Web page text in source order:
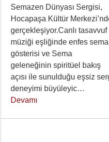
Semazen Dünyası Sergisi,
Hocapaşa Kültür
gerçekleşiyor.Canlı tasavvuf
müziği eşliğinde enfes sema
gösterisi ve Sema
geleneğinin spiritüel bakış
açısı ile sunulduğu eşsiz
deneyimi büyüleyic…
Devamı